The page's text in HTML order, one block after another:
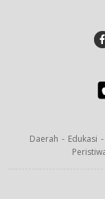
Daerah Edukasi